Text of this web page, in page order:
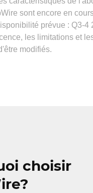
sont encore en
prévue : Q3-4
les limitations et
modifiés.
choisir